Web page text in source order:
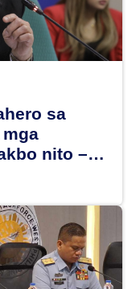
sa
nito –